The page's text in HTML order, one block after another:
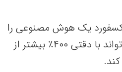
یک هوش مصنوعی را
توسعه داده‌اند که می‌تواند با دقتی ۴۰۰٪ بیشتر از